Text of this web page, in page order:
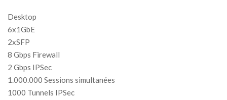
Desktop
6x1GbE
2xSFP
8 Gbps Firewall
2 Gbps IPSec
1.000.000 Sessions simultanées
1000 Tunnels IPSec